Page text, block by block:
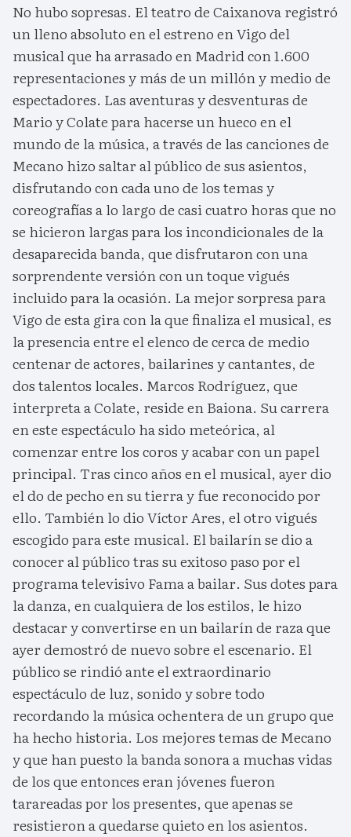
No hubo sopresas. El teatro de Caixanova registró
un lleno absoluto en el estreno en Vigo del
musical que ha arrasado en Madrid con 1.600
representaciones y más de un millón y medio de
espectadores. Las aventuras y desventuras de
Mario y Colate para hacerse un hueco en el
mundo de la música, a través de las canciones de
Mecano hizo saltar al público de sus asientos,
disfrutando con cada uno de los temas y
coreografías a lo largo de casi cuatro horas que no
se hicieron largas para los incondicionales de la
desaparecida banda, que disfrutaron con una
sorprendente versión con un toque vigués
incluido para la ocasión. La mejor sorpresa para
Vigo de esta gira con la que finaliza el musical, es
la presencia entre el elenco de cerca de medio
centenar de actores, bailarines y cantantes, de
dos talentos locales. Marcos Rodríguez, que
interpreta a Colate, reside en Baiona. Su carrera
en este espectáculo ha sido meteórica, al
comenzar entre los coros y acabar con un papel
principal. Tras cinco años en el musical, ayer dio
el do de pecho en su tierra y fue reconocido por
ello. También lo dio Víctor Ares, el otro vigués
escogido para este musical. El bailarín se dio a
conocer al público tras su exitoso paso por el
programa televisivo Fama a bailar. Sus dotes para
la danza, en cualquiera de los estilos, le hizo
destacar y convertirse en un bailarín de raza que
ayer demostró de nuevo sobre el escenario. El
público se rindió ante el extraordinario
espectáculo de luz, sonido y sobre todo
recordando la música ochentera de un grupo que
ha hecho historia. Los mejores temas de Mecano
y que han puesto la banda sonora a muchas vidas
de los que entonces eran jóvenes fueron
tarareadas por los presentes, que apenas se
resistieron a quedarse quieto en los asientos.